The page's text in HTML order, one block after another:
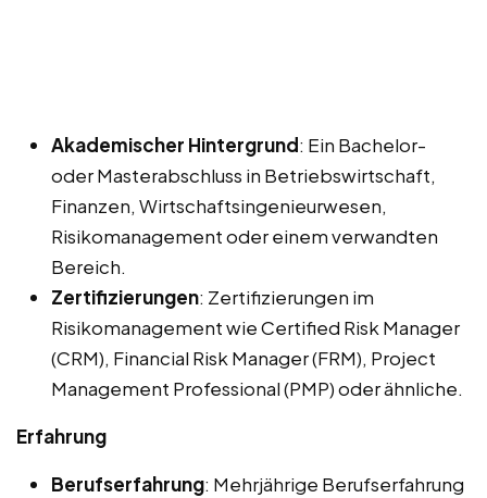
Akademischer Hintergrund: Ein Bachelor-
oder Masterabschluss in Betriebswirtschaft,
Finanzen, Wirtschaftsingenieurwesen,
Risikomanagement oder einem verwandten
Bereich.
Zertifizierungen: Zertifizierungen im
Risikomanagement wie Certified Risk Manager
(CRM), Financial Risk Manager (FRM), Project
Management Professional (PMP) oder ähnliche.
Erfahrung
Berufserfahrung: Mehrjährige Berufserfahrung